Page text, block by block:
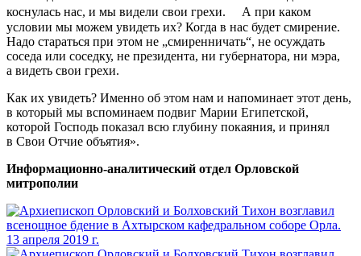
коснулась нас, и мы видели свои грехи. А при каком
условии мы можем увидеть их? Когда в нас будет смирение.
Надо стараться при этом не „смиренничать“, не осуждать
соседа или соседку, не президента, ни губернатора, ни мэра,
а видеть свои грехи.
Как их увидеть? Именно об этом нам и напоминает этот день,
в который мы вспоминаем подвиг Марии Египетской,
которой Господь показал всю глубину покаяния, и принял
в Свои Отчие объятия».
Информационно-аналитический отдел Орловской
митрополии